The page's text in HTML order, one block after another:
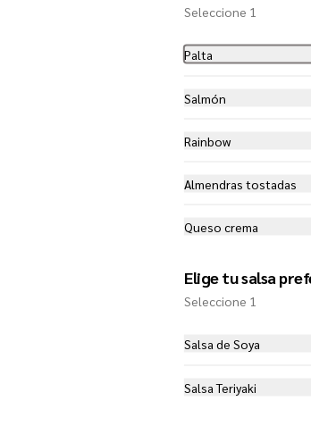
Tori Furai
apanados en Panko, acompañados
California Roll
Kanikama, cebollín, palta y queso
Seleccione 1
Palta
Salmón
Rainbow
Almendras tostadas
Queso crema
Elige tu salsa
Seleccione 1
Salsa de Soya
Salsa Teriyaki